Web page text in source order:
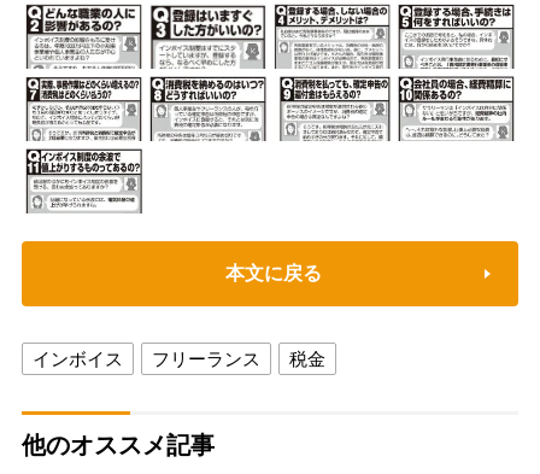
本文に戻る
インボイス フリーランス 税金
他のオススメ記事